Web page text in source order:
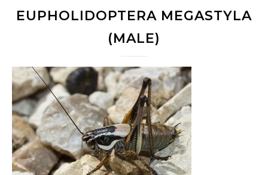
EUPHOLIDOPTERA MEGASTYLA
(MALE)